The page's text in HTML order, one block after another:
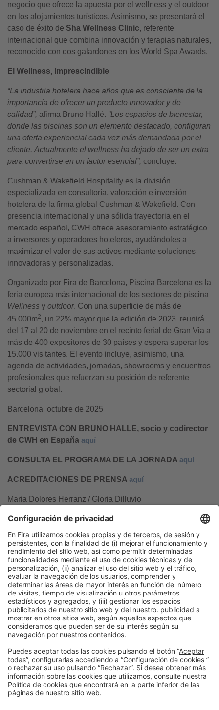
negocio que ofrece la apuesta por el wellness y el outdoor
en los alojamientos turísticos. Asimismo, se presentará el
caso de éxito de Sha Wellness Clinic, referente
internacional que combina innovación y terapias naturales,
reconocido con dos galardones en los World Spa Awards.
El Wellness, imprescindible
“La industria hotelera hace años que es consciente de la
importancia de ofrecer un producto innovador y de
calidad”, afirma Bruno Hallé. “Los espacios de bienestar,
donde las piscinas son un elemento destacado, configuran
una oferta experiencial cada vez más demandada por el
cliente. Actualmente el wellness ha dejado de ser un extra
para convertirse en un factor esencial”, concluye.
Cushman & Wakefield Hospitality es la división
especializada en consultoría, valoración e inversión
hotelera de la firma global Cushman & Wakefield. Con
presencia internacional y una sólida trayectoria en el
mercado español, CWH ofrece asesoramiento estratégico
a inversores y operadores hoteleros, ayudándoles a
maximizar el valor de sus activos mediante soluciones
innovadoras y personalizadas.
Organizado por Fira de Barcelona, Piscina Barcelona es la
feria europea más internacional de los sectores de piscina
Wellness y outdoor. Con una superficie de más de
45.000m2, un 22% mayor que la edición de 2023, reunirá
del 17 al 20 de noviembre en el recinto ferial de Gran Via a
más de 400 expositores de 30 países y espera superar los
15.000 visitantes. El evento incluye, asimismo, una
agenda de actividades, jornadas, showrooms y encuentros
profesionales que refuerzan su posición de referente
sectorial global.
Barcelona, octubre de 2025
ENTREVISTA CON BRUNO HALLE, socio y codirector
de CWH en España aquí
CONSULTA EL PROGRAMA DE LA JORNADA aquí
ACREDITACIONES DE PRENSA aquí
Maria Dolores Herranz / Gloria Dilluvio
mdherranz@firabarcelona.com
gdilluvio@firabarcelona.com
Información generalAviso legalPolítica de privacidad
Política de cookies
#PISCINABARCELONA